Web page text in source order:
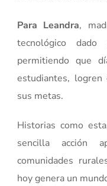
Para Leandra,
tecnológico
permitiendo que
estudiantes, logren
sus metas.
Historias como
sencilla acción
comunidades
hoy genera un